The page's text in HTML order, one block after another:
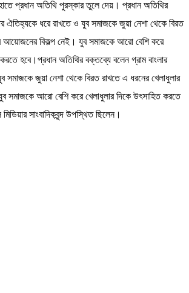
প্রধান অতিথি পুরস্কার তুলে দেয়। প্রধান অতিথির
ঐতিহ্যকে ধরে রাখতে ও যুব সমাজকে জুয়া নেশা থেকে বিরত
আয়োজনের বিকল্প নেই। যুব সমাজকে আরো বেশি করে
হবে।প্রধান অতিথির বক্তব্যে বলেন গ্রাম বাংলার
সমাজকে জুয়া নেশা থেকে বিরত রাখতে এ ধরনের খেলাধুলার
সমাজকে আরো বেশি করে খেলাধুলার দিকে উৎসাহিত করতে
সাংবাদিকবৃন্দ উপস্থিত ছিলেন।